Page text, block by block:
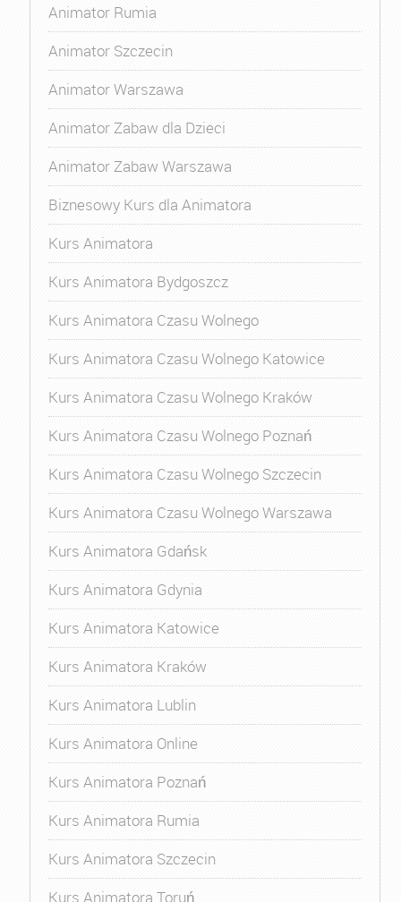
Animator Rumia
Animator Szczecin
Animator Warszawa
Animator Zabaw dla Dzieci
Animator Zabaw Warszawa
Biznesowy Kurs dla Animatora
Kurs Animatora
Kurs Animatora Bydgoszcz
Kurs Animatora Czasu Wolnego
Kurs Animatora Czasu Wolnego Katowice
Kurs Animatora Czasu Wolnego Kraków
Kurs Animatora Czasu Wolnego Poznań
Kurs Animatora Czasu Wolnego Szczecin
Kurs Animatora Czasu Wolnego Warszawa
Kurs Animatora Gdańsk
Kurs Animatora Gdynia
Kurs Animatora Katowice
Kurs Animatora Kraków
Kurs Animatora Lublin
Kurs Animatora Online
Kurs Animatora Poznań
Kurs Animatora Rumia
Kurs Animatora Szczecin
Kurs Animatora Toruń